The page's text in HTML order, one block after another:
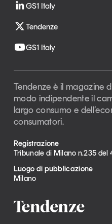
GS1 Italy
Tendenze
GS1 Italy
Tendenze è il magazine
modo indipendente il
largo consumo e
consumatori.
Registrazione
Tribunale di Milano n.235 del
Luogo di pubblicazione
Milano